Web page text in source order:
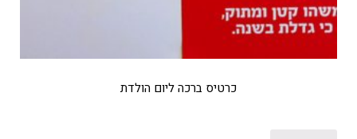
כרטיס ברכה ליום הולדת